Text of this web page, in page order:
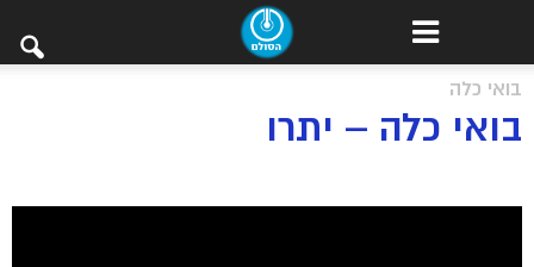
בואי כלה
בואי כלה – יתרו